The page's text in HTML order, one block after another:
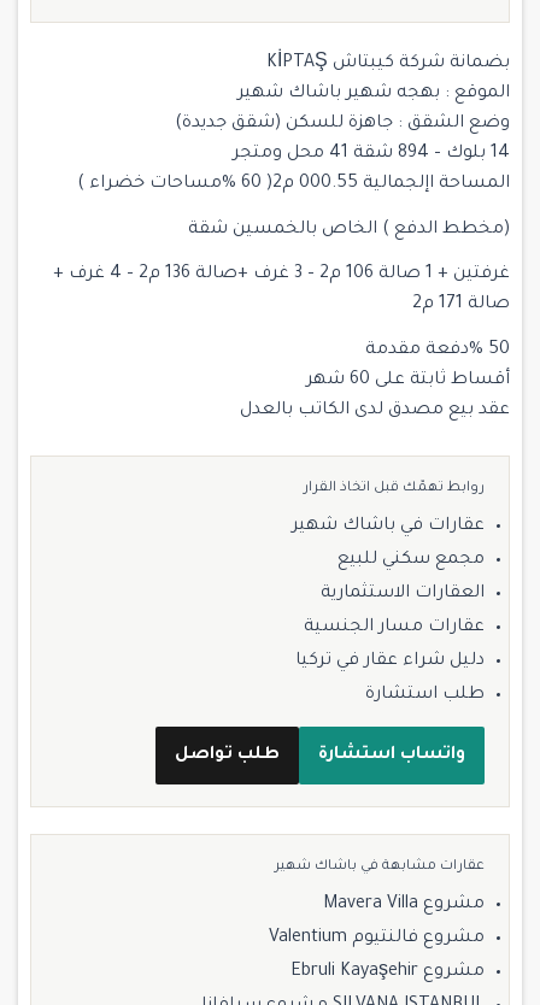
بضمانة شركة كيبتاش KİPTAŞ
الموقع : بهجه شهير باشاك شهير
وضع الشقق : جاهزة للسكن (شقق جديدة)
14 بلوك – 894 شقة 41 محل ومتجر
المساحة اإلجمالية 000.55 م2( 60 %مساحات خضراء )
(مخطط الدفع ) الخاص بالخمسين شقة
غرفتين + 1 صالة 106 م2 – 3 غرف +صالة 136 م2 – 4 غرف +
صالة 171 م2
50 %دفعة مقدمة
أقساط ثابتة على 60 شهر
عقد بيع مصدق لدى الكاتب بالعدل
روابط تهمّك قبل اتخاذ القرار
عقارات في باشاك شهير
مجمع سكني للبيع
العقارات الاستثمارية
عقارات مسار الجنسية
دليل شراء عقار في تركيا
طلب استشارة
واتساب استشارة طلب تواصل
عقارات مشابهة في باشاك شهير
مشروع Mavera Villa
مشروع فالنتيوم Valentium
مشروع Ebruli Kayaşehir